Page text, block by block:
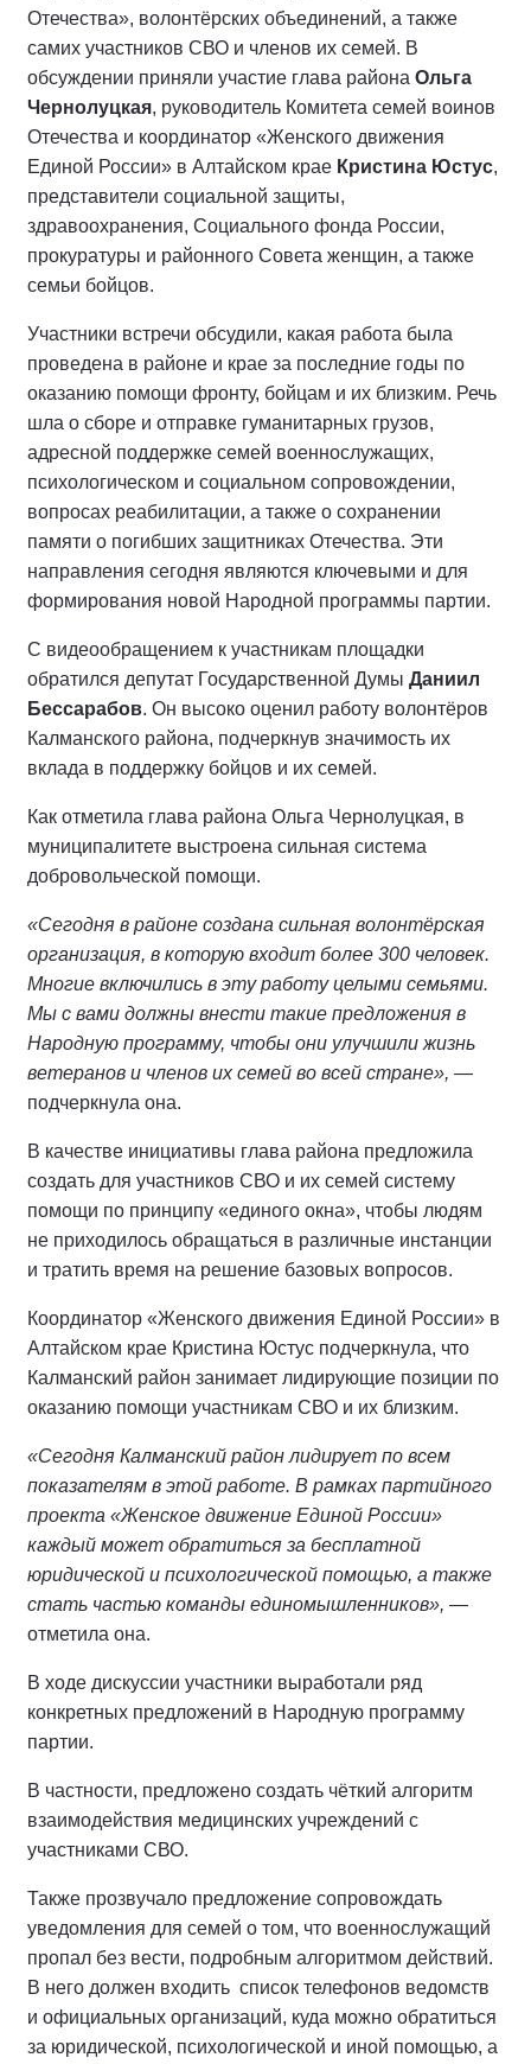
Отечества», волонтёрских объединений, а также
самих участников СВО и членов их семей. В
обсуждении приняли участие глава района Ольга
Чернолуцкая, руководитель Комитета семей воинов
Отечества и координатор «Женского движения
Единой России» в Алтайском крае Кристина Юстус,
представители социальной защиты,
здравоохранения, Социального фонда России,
прокуратуры и районного Совета женщин, а также
семьи бойцов.
Участники встречи обсудили, какая работа была
проведена в районе и крае за последние годы по
оказанию помощи фронту, бойцам и их близким. Речь
шла о сборе и отправке гуманитарных грузов,
адресной поддержке семей военнослужащих,
психологическом и социальном сопровождении,
вопросах реабилитации, а также о сохранении
памяти о погибших защитниках Отечества. Эти
направления сегодня являются ключевыми и для
формирования новой Народной программы партии.
С видеообращением к участникам площадки
обратился депутат Государственной Думы Даниил
Бессарабов. Он высоко оценил работу волонтёров
Калманского района, подчеркнув значимость их
вклада в поддержку бойцов и их семей.
Как отметила глава района Ольга Чернолуцкая, в
муниципалитете выстроена сильная система
добровольческой помощи.
«Сегодня в районе создана сильная волонтёрская
организация, в которую входит более 300 человек.
Многие включились в эту работу целыми семьями.
Мы с вами должны внести такие предложения в
Народную программу, чтобы они улучшили жизнь
ветеранов и членов их семей во всей стране», —
подчеркнула она.
В качестве инициативы глава района предложила
создать для участников СВО и их семей систему
помощи по принципу «единого окна», чтобы людям
не приходилось обращаться в различные инстанции
и тратить время на решение базовых вопросов.
Координатор «Женского движения Единой России» в
Алтайском крае Кристина Юстус подчеркнула, что
Калманский район занимает лидирующие позиции по
оказанию помощи участникам СВО и их близким.
«Сегодня Калманский район лидирует по всем
показателям в этой работе. В рамках партийного
проекта «Женское движение Единой России»
каждый может обратиться за бесплатной
юридической и психологической помощью, а также
стать частью команды единомышленников», —
отметила она.
В ходе дискуссии участники выработали ряд
конкретных предложений в Народную программу
партии.
В частности, предложено создать чёткий алгоритм
взаимодействия медицинских учреждений с
участниками СВО.
Также прозвучало предложение сопровождать
уведомления для семей о том, что военнослужащий
пропал без вести, подробным алгоритмом действий.
В него должен входить список телефонов ведомств
и официальных организаций, куда можно обратиться
за юридической, психологической и иной помощью, а